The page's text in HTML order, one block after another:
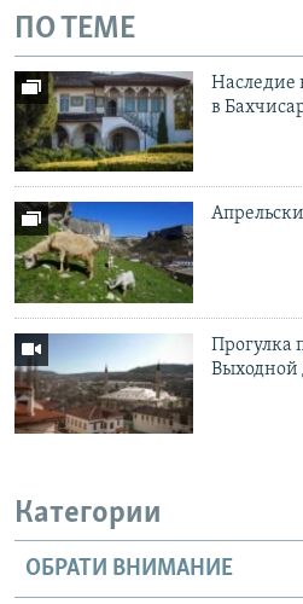
ПО ТЕМЕ
Наследие
в
Прогулка
Выходной
Категории
ОБРАТИ ВНИМАНИЕ